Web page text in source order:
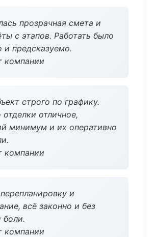
прозрачная смета и
с этапов. Работать было
и предсказуемо.
компании
строго по графику.
отделки отличное,
минимум и их оперативно
компании
и
всё законно и без
боли.
компании